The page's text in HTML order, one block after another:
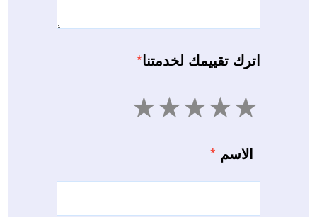
اترك تقييمك لخدمتنا*
4 3 2 1
الاسم *